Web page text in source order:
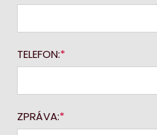
TELEFON:
ZPRÁVA: